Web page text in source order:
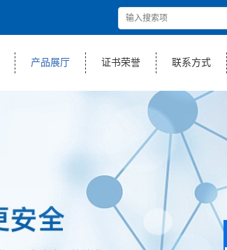
产品展厅 证书荣誉 联系方式